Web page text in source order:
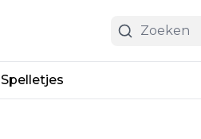
Spelletjes